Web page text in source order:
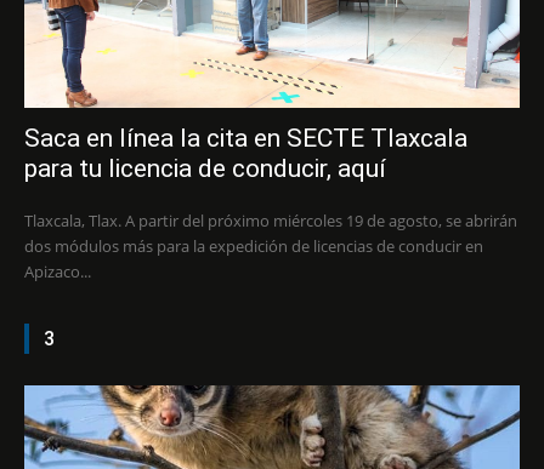
Saca en línea la cita en SECTE Tlaxcala
para tu licencia de conducir, aquí
Tlaxcala, Tlax. A partir del próximo miércoles 19 de agosto, se abrirán
dos módulos más para la expedición de licencias de conducir en
Apizaco...
3